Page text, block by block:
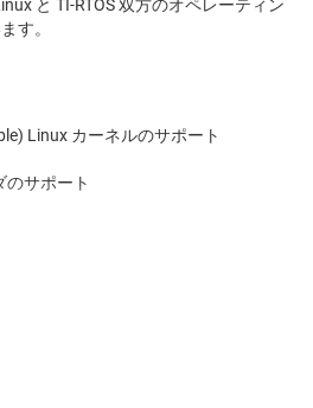
と TI-RTOS 双方のオペレーティン
す。
Linux カーネルのサポート
のサポート
TI のデバイス向け軽量リアルタイム組